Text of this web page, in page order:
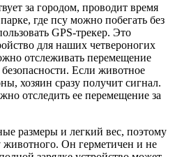
за городом, проводит время
где псу можно побегать без
GPS-трекер. Это
для наших четвероногих
отслеживать перемещение
Если животное
хозяин сразу получит сигнал.
отследить ее перемещение за
размеры и легкий вес, поэтому
животного. Он герметичен и не